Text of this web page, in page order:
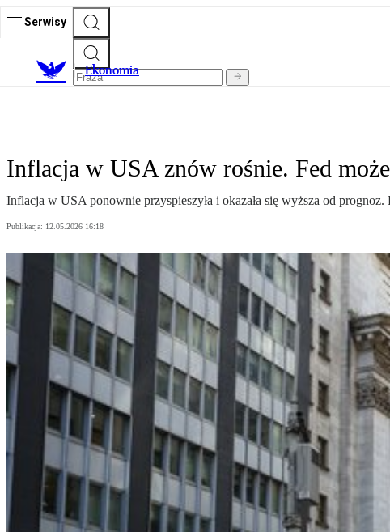
Serwisy
Ekonomia
Inflacja w USA znów rośnie. Fed
Inflacja w USA ponownie przyspieszyła i okazała się wyższa od
Publikacja: 12.05.2026 16:18